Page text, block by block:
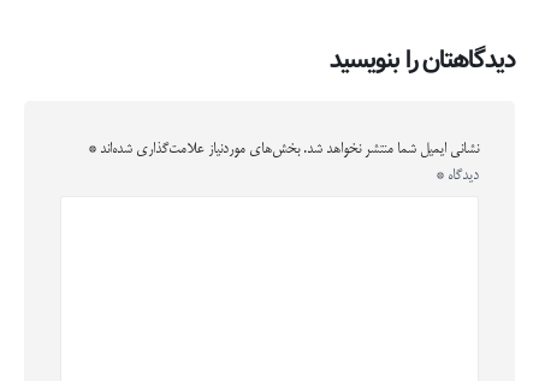
دیدگاهتان را بنویسید
نشانی ایمیل شما منتشر نخواهد شد. بخش‌های موردنیاز علامت‌گذاری شده‌اند *
دیدگاه *